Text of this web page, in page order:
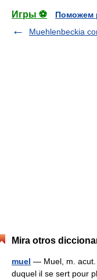
Игры ⚽
Поможем
Muehlenbeckia
Mira otros
muel — Muel, m. acut.
duquel il se sert pour